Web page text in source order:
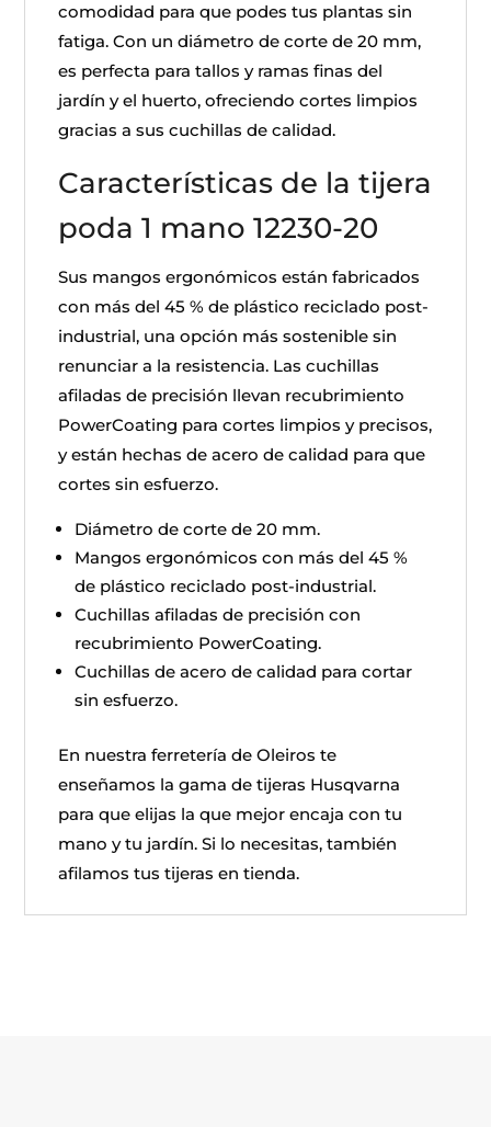
comodidad para que podes tus plantas sin
fatiga. Con un diámetro de corte de 20 mm,
es perfecta para tallos y ramas finas del
jardín y el huerto, ofreciendo cortes limpios
gracias a sus cuchillas de calidad.
Características de la tijera
poda 1 mano 12230-20
Sus mangos ergonómicos están fabricados
con más del 45 % de plástico reciclado post-
industrial, una opción más sostenible sin
renunciar a la resistencia. Las cuchillas
afiladas de precisión llevan recubrimiento
PowerCoating para cortes limpios y precisos,
y están hechas de acero de calidad para que
cortes sin esfuerzo.
Diámetro de corte de 20 mm.
Mangos ergonómicos con más del 45 %
de plástico reciclado post-industrial.
Cuchillas afiladas de precisión con
recubrimiento PowerCoating.
Cuchillas de acero de calidad para cortar
sin esfuerzo.
En nuestra ferretería de Oleiros te
enseñamos la gama de tijeras Husqvarna
para que elijas la que mejor encaja con tu
mano y tu jardín. Si lo necesitas, también
afilamos tus tijeras en tienda.